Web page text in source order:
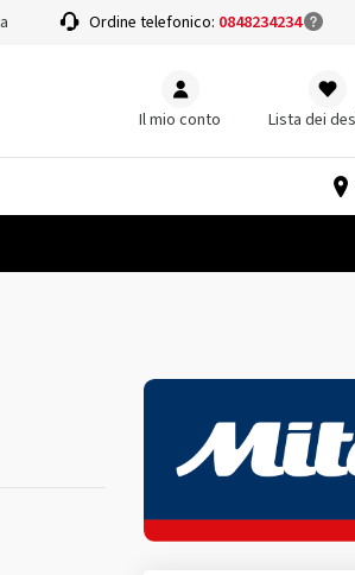
Ordine telefonico: 0848234234
Il mio conto Lista dei